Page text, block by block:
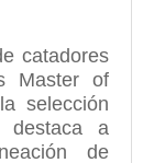
catadores
Master of
selección
destaca a
de